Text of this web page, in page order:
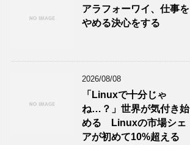
アラフォーワイ、仕事を
やめる決心をする
2026/08/08
「Linuxで十分じゃ
ね…？」世界が気付き始
める Linuxの市場シェ
アが初めて10%超える